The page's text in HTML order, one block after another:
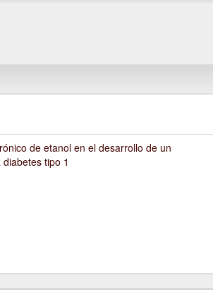
de etanol en el desarrollo de un
tipo 1